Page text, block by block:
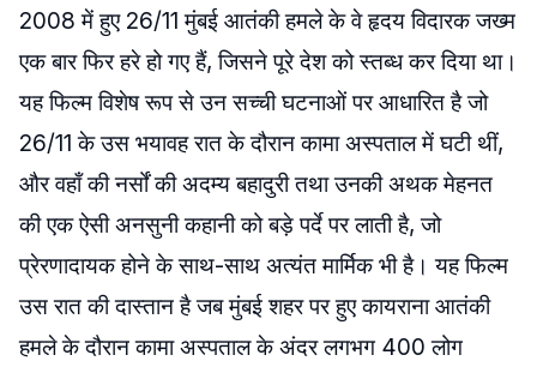
2008 में हुए 26/11 मुंबई आतंकी हमले के वे हृदय विदारक जख्म
एक बार फिर हरे हो गए हैं, जिसने पूरे देश को स्तब्ध कर दिया था।
यह फिल्म विशेष रूप से उन सच्ची घटनाओं पर आधारित है जो
26/11 के उस भयावह रात के दौरान कामा अस्पताल में घटी थीं,
और वहाँ की नर्सों की अदम्य बहादुरी तथा उनकी अथक मेहनत
की एक ऐसी अनसुनी कहानी को बड़े पर्दे पर लाती है, जो
प्रेरणादायक होने के साथ-साथ अत्यंत मार्मिक भी है। यह फिल्म
उस रात की दास्तान है जब मुंबई शहर पर हुए कायराना आतंकी
हमले के दौरान कामा अस्पताल के अंदर लगभग 400 लोग